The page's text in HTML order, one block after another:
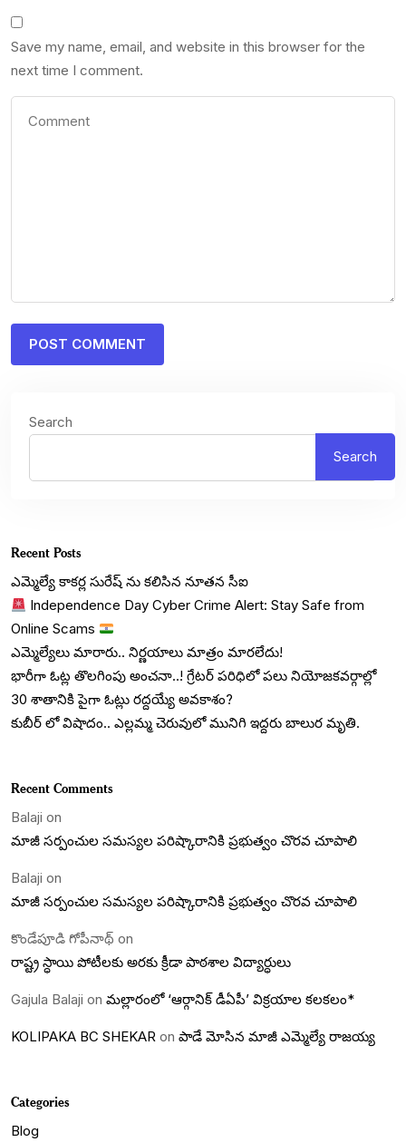
Save my name, email, and website in this browser for the
next time I comment.
Search
Search
Recent Posts
ఎమ్మెల్యే కాకర్ల సురేష్ ను కలిసిన నూతన సీఐ
Independence Day Cyber Crime Alert: Stay Safe from
Online Scams
ఎమ్మెల్యేలు మారారు.. నిర్ణయాలు మాత్రం మారలేదు!
భారీగా ఓట్ల తొలగింపు అంచనా..! గ్రేటర్ పరిధిలో పలు నియోజకవర్గాల్లో
30 శాతానికి పైగా ఓట్లు రద్దయ్యే అవకాశం?
కుబీర్ లో విషాదం.. ఎల్లమ్మ చెరువులో మునిగి ఇద్దరు బాలుర మృతి.
Recent Comments
Balaji on
మాజీ సర్పంచుల సమస్యల పరిష్కారానికి ప్రభుత్వం చొరవ చూపాలి
Balaji on
మాజీ సర్పంచుల సమస్యల పరిష్కారానికి ప్రభుత్వం చొరవ చూపాలి
కొండేపూడి గోపీనాథ్ on
రాష్ట్ర స్ధాయి పోటీలకు అరకు క్రీడా పాఠశాల విద్యార్ధులు
Gajula Balaji on మల్లారంలో ‘ఆర్గానిక్ డీఏపీ’ విక్రయాల కలకలం*
KOLIPAKA BC SHEKAR on పాడే మోసిన మాజీ ఎమ్మెల్యే రాజయ్య
Categories
Blog